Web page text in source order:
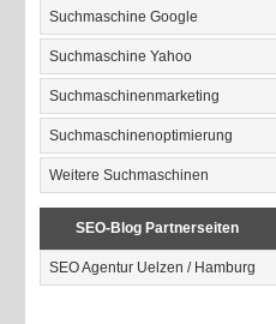
Suchmaschine Google
Suchmaschine Yahoo
Suchmaschinenmarketing
Suchmaschinenoptimierung
Weitere Suchmaschinen
SEO-Blog Partnerseiten
SEO Agentur Uelzen / Hamburg